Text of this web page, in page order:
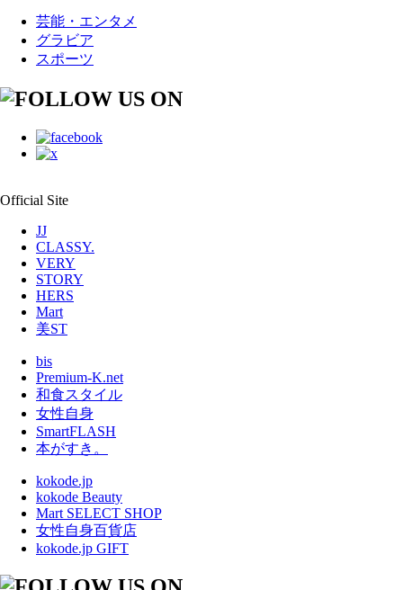
芸能・エンタメ
グラビア
スポーツ
Official Site
JJ
CLASSY.
VERY
STORY
HERS
Mart
美ST
bis
Premium-K.net
和食スタイル
女性自身
SmartFLASH
本がすき。
kokode.jp
kokode Beauty
Mart SELECT SHOP
女性自身百貨店
kokode.jp GIFT